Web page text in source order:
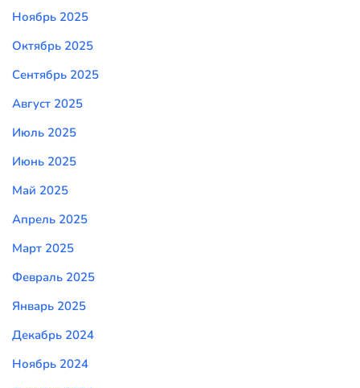
Ноябрь 2025
Октябрь 2025
Сентябрь 2025
Август 2025
Июль 2025
Июнь 2025
Май 2025
Апрель 2025
Март 2025
Февраль 2025
Январь 2025
Декабрь 2024
Ноябрь 2024